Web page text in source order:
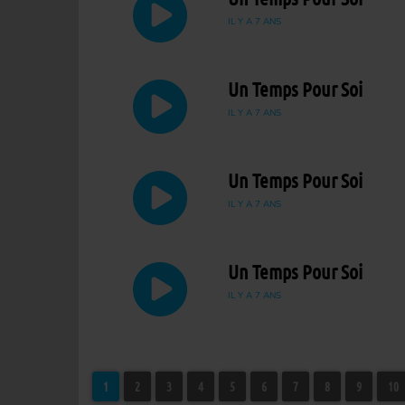
IL Y A 7 ANS
Un Temps Pour Soi
IL Y A 7 ANS
Un Temps Pour Soi
IL Y A 7 ANS
Un Temps Pour Soi
IL Y A 7 ANS
1 2 3 4 5 6 7 8 9 10